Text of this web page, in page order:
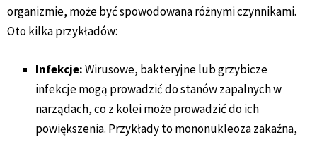
organizmie, może być spowodowana różnymi czynnikami.
Oto kilka przykładów:
Infekcje:Wirusowe, bakteryjne lub grzybicze
infekcje mogą prowadzić do stanów zapalnych w
narządach, co z kolei może prowadzić do ich
powiększenia. Przykłady to mononukleoza zakaźna,